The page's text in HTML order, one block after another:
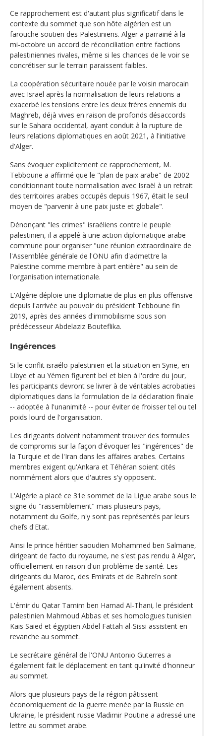
Ce rapprochement est d'autant plus significatif dans le
contexte du sommet que son hôte algérien est un
farouche soutien des Palestiniens. Alger a parrainé à la
mi-octobre un accord de réconciliation entre factions
palestiniennes rivales, même si les chances de le voir se
concrétiser sur le terrain paraissent faibles.
La coopération sécuritaire nouée par le voisin marocain
avec Israël après la normalisation de leurs relations a
exacerbé les tensions entre les deux frères ennemis du
Maghreb, déjà vives en raison de profonds désaccords
sur le Sahara occidental, ayant conduit à la rupture de
leurs relations diplomatiques en août 2021, à l'initiative
d'Alger.
Sans évoquer explicitement ce rapprochement, M.
Tebboune a affirmé que le "plan de paix arabe" de 2002
conditionnant toute normalisation avec Israël à un retrait
des territoires arabes occupés depuis 1967, était le seul
moyen de "parvenir à une paix juste et globale".
Dénonçant "les crimes" israéliens contre le peuple
palestinien, il a appelé à une action diplomatique arabe
commune pour organiser "une réunion extraordinaire de
l'Assemblée générale de l'ONU afin d'admettre la
Palestine comme membre à part entière" au sein de
l'organisation internationale.
L'Algérie déploie une diplomatie de plus en plus offensive
depuis l'arrivée au pouvoir du président Tebboune fin
2019, après des années d'immobilisme sous son
prédécesseur Abdelaziz Bouteflika.
Ingérences
Si le conflit israélo-palestinien et la situation en Syrie, en
Libye et au Yémen figurent bel et bien à l'ordre du jour,
les participants devront se livrer à de véritables acrobaties
diplomatiques dans la formulation de la déclaration finale
-- adoptée à l'unanimité -- pour éviter de froisser tel ou tel
poids lourd de l'organisation.
Les dirigeants doivent notamment trouver des formules
de compromis sur la façon d'évoquer les "ingérences" de
la Turquie et de l'Iran dans les affaires arabes. Certains
membres exigent qu'Ankara et Téhéran soient cités
nommément alors que d'autres s'y opposent.
L'Algérie a placé ce 31e sommet de la Ligue arabe sous le
signe du "rassemblement" mais plusieurs pays,
notamment du Golfe, n'y sont pas représentés par leurs
chefs d'Etat.
Ainsi le prince héritier saoudien Mohammed ben Salmane,
dirigeant de facto du royaume, ne s'est pas rendu à Alger,
officiellement en raison d'un problème de santé. Les
dirigeants du Maroc, des Emirats et de Bahreïn sont
également absents.
L'émir du Qatar Tamim ben Hamad Al-Thani, le président
palestinien Mahmoud Abbas et ses homologues tunisien
Kais Saied et égyptien Abdel Fattah al-Sissi assistent en
revanche au sommet.
Le secrétaire général de l'ONU Antonio Guterres a
également fait le déplacement en tant qu'invité d'honneur
au sommet.
Alors que plusieurs pays de la région pâtissent
économiquement de la guerre menée par la Russie en
Ukraine, le président russe Vladimir Poutine a adressé une
lettre au sommet arabe.